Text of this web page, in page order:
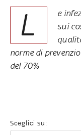
L
e
sui
norme di
del 70%
Sceglici su: